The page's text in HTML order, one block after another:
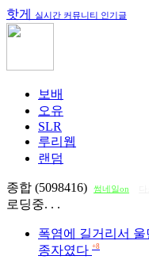
핫게 실시간 커뮤니티 인기글
보배
오유
SLR
루리웹
랜덤
종합 (5098416) 썸네일on
로딩중. . .
폭염에 길거리서
종자였다 +8